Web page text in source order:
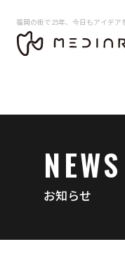
福岡の街で25年、今日もアイデア
NEWS
お知らせ